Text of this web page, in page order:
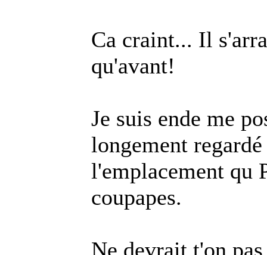
Ca craint... Il
qu'avant!
Je suis ende me
longement
l'emplacement qu
coupapes.
Ne devrait t'on